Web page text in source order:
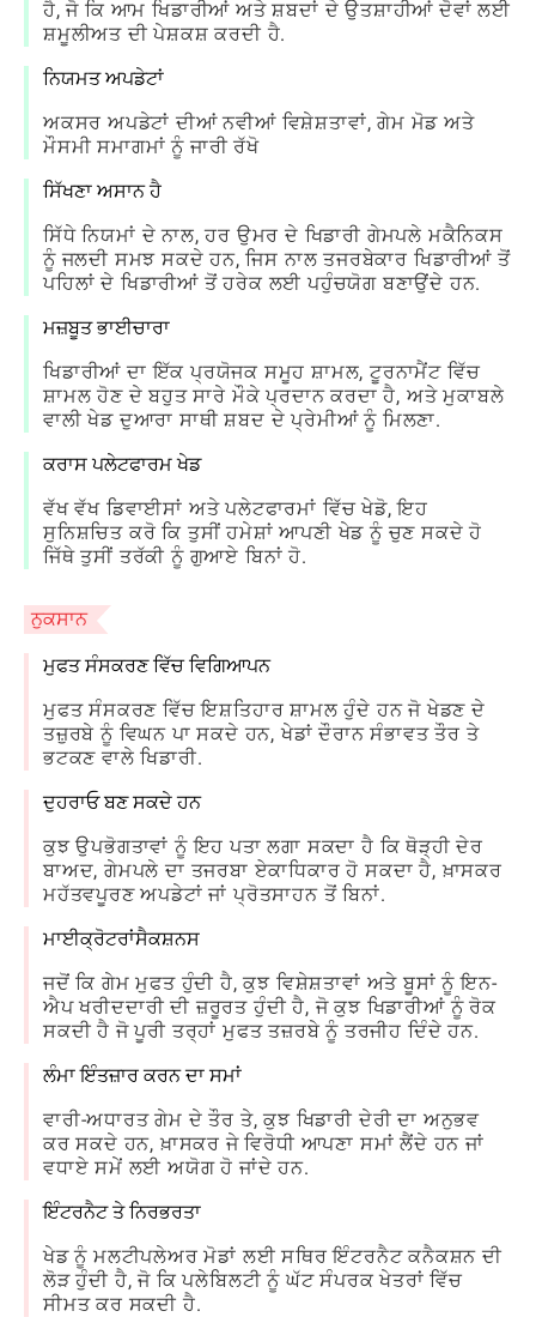
ਹੈ, ਜੋ ਕਿ ਆਮ ਖਿਡਾਰੀਆਂ ਅਤੇ ਸ਼ਬਦਾਂ ਦੇ ਉਤਸ਼ਾਹੀਆਂ ਦੋਵਾਂ ਲਈ
ਸ਼ਮੂਲੀਅਤ ਦੀ ਪੇਸ਼ਕਸ਼ ਕਰਦੀ ਹੈ.
ਨਿਯਮਤ ਅਪਡੇਟਾਂ
ਅਕਸਰ ਅਪਡੇਟਾਂ ਦੀਆਂ ਨਵੀਆਂ ਵਿਸ਼ੇਸ਼ਤਾਵਾਂ, ਗੇਮ ਮੋਡ ਅਤੇ
ਮੌਸਮੀ ਸਮਾਗਮਾਂ ਨੂੰ ਜਾਰੀ ਰੱਖੋ
ਸਿੱਖਣਾ ਅਸਾਨ ਹੈ
ਸਿੱਧੇ ਨਿਯਮਾਂ ਦੇ ਨਾਲ, ਹਰ ਉਮਰ ਦੇ ਖਿਡਾਰੀ ਗੇਮਪਲੇ ਮਕੈਨਿਕਸ
ਨੂੰ ਜਲਦੀ ਸਮਝ ਸਕਦੇ ਹਨ, ਜਿਸ ਨਾਲ ਤਜਰਬੇਕਾਰ ਖਿਡਾਰੀਆਂ ਤੋਂ
ਪਹਿਲਾਂ ਦੇ ਖਿਡਾਰੀਆਂ ਤੋਂ ਹਰੇਕ ਲਈ ਪਹੁੰਚਯੋਗ ਬਣਾਉਂਦੇ ਹਨ.
ਮਜ਼ਬੂਤ ​​ਭਾਈਚਾਰਾ
ਖਿਡਾਰੀਆਂ ਦਾ ਇੱਕ ਪ੍ਰਯੋਜਕ ਸਮੂਹ ਸ਼ਾਮਲ, ਟੂਰਨਾਮੈਂਟ ਵਿੱਚ
ਸ਼ਾਮਲ ਹੋਣ ਦੇ ਬਹੁਤ ਸਾਰੇ ਮੌਕੇ ਪ੍ਰਦਾਨ ਕਰਦਾ ਹੈ, ਅਤੇ ਮੁਕਾਬਲੇ
ਵਾਲੀ ਖੇਡ ਦੁਆਰਾ ਸਾਥੀ ਸ਼ਬਦ ਦੇ ਪ੍ਰੇਮੀਆਂ ਨੂੰ ਮਿਲਣਾ.
ਕਰਾਸ ਪਲੇਟਫਾਰਮ ਖੇਡ
ਵੱਖ ਵੱਖ ਡਿਵਾਈਸਾਂ ਅਤੇ ਪਲੇਟਫਾਰਮਾਂ ਵਿੱਚ ਖੇਡੋ, ਇਹ
ਸੁਨਿਸ਼ਚਿਤ ਕਰੋ ਕਿ ਤੁਸੀਂ ਹਮੇਸ਼ਾਂ ਆਪਣੀ ਖੇਡ ਨੂੰ ਚੁਣ ਸਕਦੇ ਹੋ
ਜਿੱਥੇ ਤੁਸੀਂ ਤਰੱਕੀ ਨੂੰ ਗੁਆਏ ਬਿਨਾਂ ਹੋ.
ਨੁਕਸਾਨ
ਮੁਫਤ ਸੰਸਕਰਣ ਵਿੱਚ ਵਿਗਿਆਪਨ
ਮੁਫਤ ਸੰਸਕਰਣ ਵਿੱਚ ਇਸ਼ਤਿਹਾਰ ਸ਼ਾਮਲ ਹੁੰਦੇ ਹਨ ਜੋ ਖੇਡਣ ਦੇ
ਤਜ਼ੁਰਬੇ ਨੂੰ ਵਿਘਨ ਪਾ ਸਕਦੇ ਹਨ, ਖੇਡਾਂ ਦੌਰਾਨ ਸੰਭਾਵਤ ਤੌਰ ਤੇ
ਭਟਕਣ ਵਾਲੇ ਖਿਡਾਰੀ.
ਦੁਹਰਾਓ ਬਣ ਸਕਦੇ ਹਨ
ਕੁਝ ਉਪਭੋਗਤਾਵਾਂ ਨੂੰ ਇਹ ਪਤਾ ਲਗਾ ਸਕਦਾ ਹੈ ਕਿ ਥੋੜ੍ਹੀ ਦੇਰ
ਬਾਅਦ, ਗੇਮਪਲੇ ਦਾ ਤਜਰਬਾ ਏਕਾਧਿਕਾਰ ਹੋ ਸਕਦਾ ਹੈ, ਖ਼ਾਸਕਰ
ਮਹੱਤਵਪੂਰਣ ਅਪਡੇਟਾਂ ਜਾਂ ਪ੍ਰੋਤਸਾਹਨ ਤੋਂ ਬਿਨਾਂ.
ਮਾਈਕ੍ਰੋਟਰਾਂਸੈਕਸ਼ਨਸ
ਜਦੋਂ ਕਿ ਗੇਮ ਮੁਫਤ ਹੁੰਦੀ ਹੈ, ਕੁਝ ਵਿਸ਼ੇਸ਼ਤਾਵਾਂ ਅਤੇ ਬੂਸਾਂ ਨੂੰ ਇਨ-
ਐਪ ਖਰੀਦਦਾਰੀ ਦੀ ਜ਼ਰੂਰਤ ਹੁੰਦੀ ਹੈ, ਜੋ ਕੁਝ ਖਿਡਾਰੀਆਂ ਨੂੰ ਰੋਕ
ਸਕਦੀ ਹੈ ਜੋ ਪੂਰੀ ਤਰ੍ਹਾਂ ਮੁਫਤ ਤਜ਼ਰਬੇ ਨੂੰ ਤਰਜੀਹ ਦਿੰਦੇ ਹਨ.
ਲੰਮਾ ਇੰਤਜ਼ਾਰ ਕਰਨ ਦਾ ਸਮਾਂ
ਵਾਰੀ-ਅਧਾਰਤ ਗੇਮ ਦੇ ਤੌਰ ਤੇ, ਕੁਝ ਖਿਡਾਰੀ ਦੇਰੀ ਦਾ ਅਨੁਭਵ
ਕਰ ਸਕਦੇ ਹਨ, ਖ਼ਾਸਕਰ ਜੇ ਵਿਰੋਧੀ ਆਪਣਾ ਸਮਾਂ ਲੈਂਦੇ ਹਨ ਜਾਂ
ਵਧਾਏ ਸਮੇਂ ਲਈ ਅਯੋਗ ਹੋ ਜਾਂਦੇ ਹਨ.
ਇੰਟਰਨੈਟ ਤੇ ਨਿਰਭਰਤਾ
ਖੇਡ ਨੂੰ ਮਲਟੀਪਲੇਅਰ ਮੋਡਾਂ ਲਈ ਸਥਿਰ ਇੰਟਰਨੈਟ ਕਨੈਕਸ਼ਨ ਦੀ
ਲੋੜ ਹੁੰਦੀ ਹੈ, ਜੋ ਕਿ ਪਲੇਬਿਲਟੀ ਨੂੰ ਘੱਟ ਸੰਪਰਕ ਖੇਤਰਾਂ ਵਿੱਚ
ਸੀਮਤ ਕਰ ਸਕਦੀ ਹੈ.